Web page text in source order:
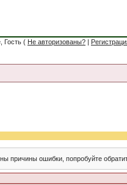
Гость ( Не авторизованы? |
причины ошибки, попробуйте